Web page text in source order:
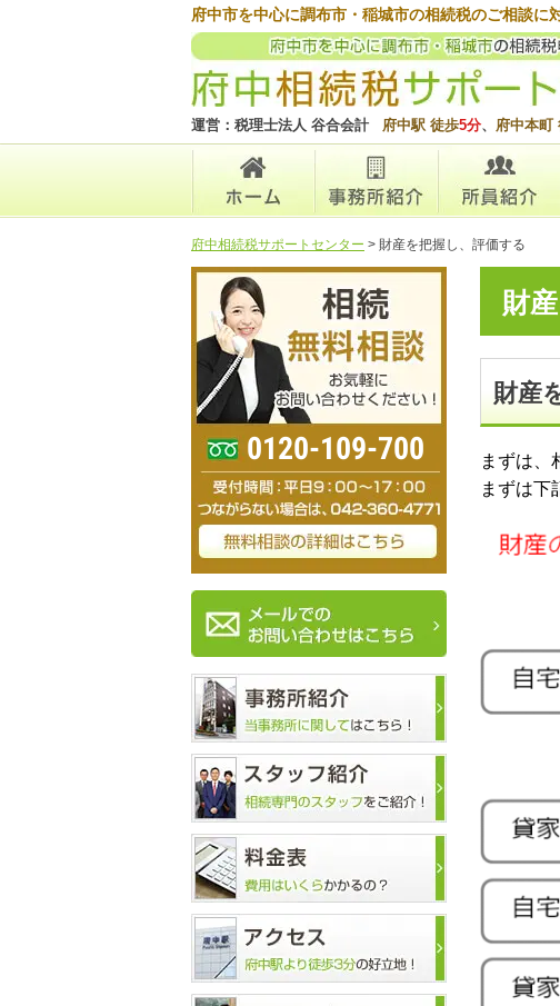
府中市を中心に調布市・稲城市の相続税のご相談に
運営：税理士法人 谷合会計 府中駅 徒歩5分、 府中本町
府中相続税サポートセンター > 財産を把握し、評価する
財
財産
まずは、
まずは下
0120-109-700